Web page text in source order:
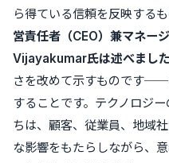
ら得ている信頼を反映するも
営責任者（CEO）兼マネー
Vijayakumar氏は述べました
さを改めて示すものです──
することです。テクノロジ
ちは、顧客、従業員、地域
な影響をもたらしながら、